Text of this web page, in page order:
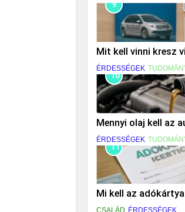
9
Mit kell vinni kresz
ÉRDESSÉGEK
10
Mennyi olaj kell az
ÉRDESSÉGEK
11
Mi kell az